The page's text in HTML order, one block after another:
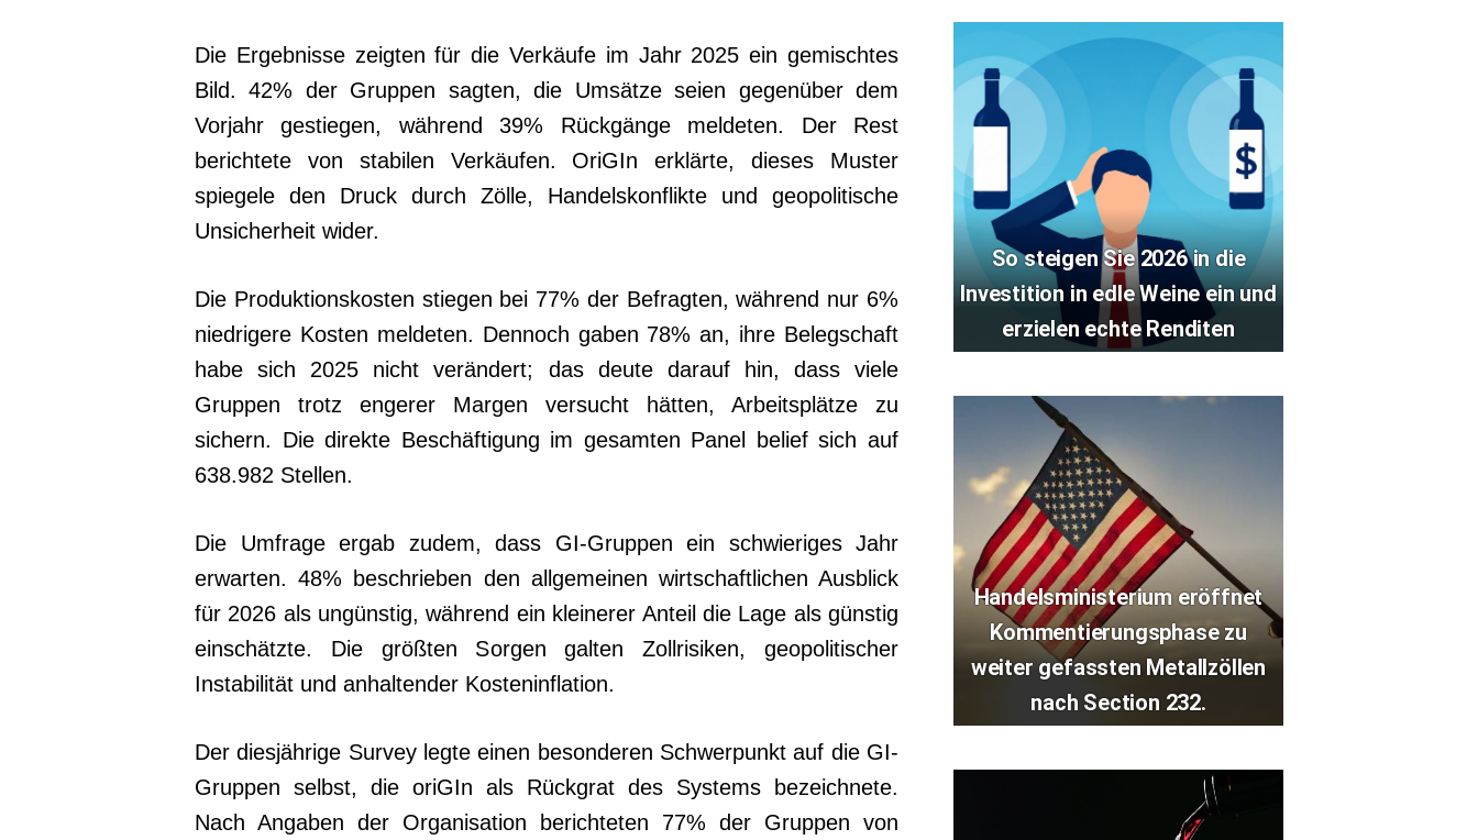
Die Ergebnisse zeigten für die Verkäufe im Jahr 2025 ein gemischtes
Bild. 42% der Gruppen sagten, die Umsätze seien gegenüber dem
Vorjahr gestiegen, während 39% Rückgänge meldeten. Der Rest
berichtete von stabilen Verkäufen. OriGIn erklärte, dieses Muster
spiegele den Druck durch Zölle, Handelskonflikte und geopolitische
Unsicherheit wider.
Die Produktionskosten stiegen bei 77% der Befragten, während nur 6%
niedrigere Kosten meldeten. Dennoch gaben 78% an, ihre Belegschaft
habe sich 2025 nicht verändert; das deute darauf hin, dass viele
Gruppen trotz engerer Margen versucht hätten, Arbeitsplätze zu
sichern. Die direkte Beschäftigung im gesamten Panel belief sich auf
638.982 Stellen.
Die Umfrage ergab zudem, dass GI-Gruppen ein schwieriges Jahr
erwarten. 48% beschrieben den allgemeinen wirtschaftlichen Ausblick
für 2026 als ungünstig, während ein kleinerer Anteil die Lage als günstig
einschätzte. Die größten Sorgen galten Zollrisiken, geopolitischer
Instabilität und anhaltender Kosteninflation.
Der diesjährige Survey legte einen besonderen Schwerpunkt auf die GI-
Gruppen selbst, die oriGIn als Rückgrat des Systems bezeichnete.
Nach Angaben der Organisation berichteten 77% der Gruppen von
So steigen Sie 2026 in die
Investition in edle Weine ein und
erzielen echte Renditen
Handelsministerium eröffnet
Kommentierungsphase zu
weiter gefassten Metallzöllen
nach Section 232.